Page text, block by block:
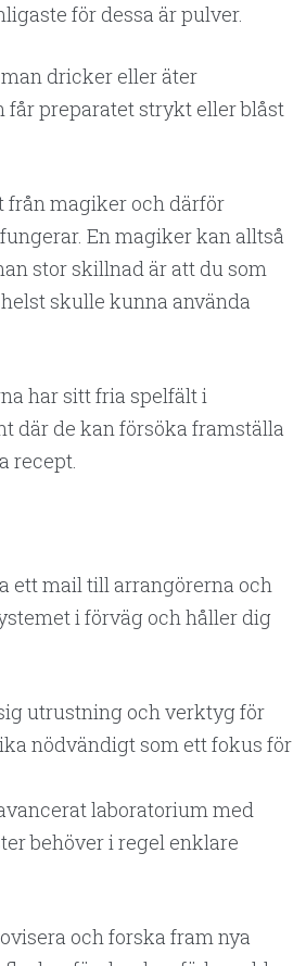
för dessa är pulver.
dricker eller äter
får preparatet strykt eller blåst
från magiker och därför
En magiker kan alltså
stor skillnad är att du som
skulle kunna använda
har sitt fria spelfält i
där de kan försöka framställa
recept.
ett mail till arrangörerna och
i förväg och håller dig
utrustning och verktyg för
nödvändigt som ett fokus för
laboratorium med
behöver i regel enklare
och forska fram nya